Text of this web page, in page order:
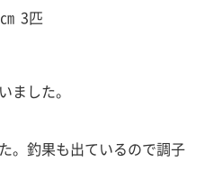
3匹
ました。
。釣果も出ているので調子